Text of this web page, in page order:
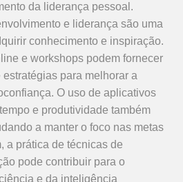
da liderança pessoal.
e liderança são uma
conhecimento e inspiração.
e workshops podem fornecer
para melhorar a
O uso de aplicativos
e produtividade também
a manter o foco nas metas
a prática de técnicas de
pode contribuir para o
e da inteligência